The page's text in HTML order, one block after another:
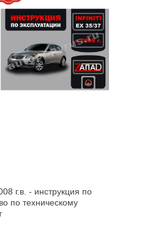
г.в. - инструкция по
по техническому